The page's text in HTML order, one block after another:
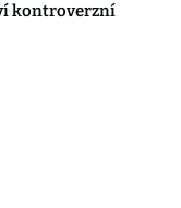
kontroverzní